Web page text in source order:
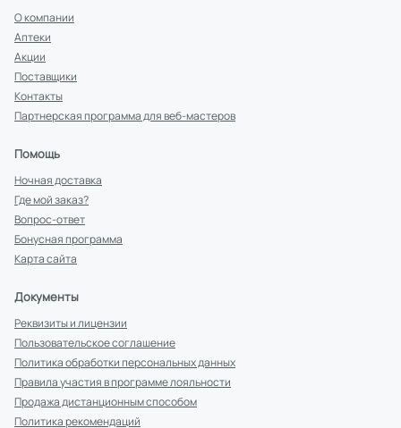
О компании
Аптеки
Акции
Поставщики
Контакты
Партнерская программа для веб-мастеров
Помощь
Ночная доставка
Где мой заказ?
Вопрос-ответ
Бонусная программа
Карта сайта
Документы
Реквизиты и лицензии
Пользовательское соглашение
Политика обработки персональных данных
Правила участия в программе лояльности
Продажа дистанционным способом
Политика рекомендаций